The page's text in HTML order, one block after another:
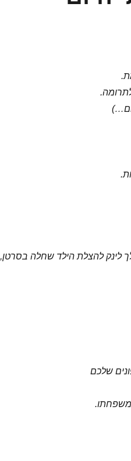
לינק להצלת הילד שחלה בסרטן,
שלכם
משפחתו.